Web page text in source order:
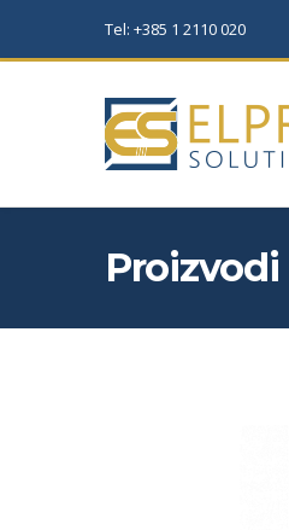
Tel: +385 1 2110 020
Proizvodi